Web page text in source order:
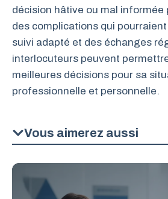
décision hâtive ou mal
des complications qui
suivi adapté et des échanges
interlocuteurs peuvent
meilleures décisions pour sa
professionnelle et personnelle.
Vous aimerez aussi